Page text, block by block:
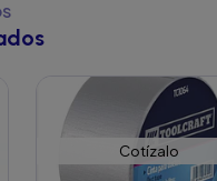
Cotízalo